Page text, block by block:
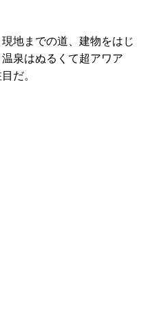
地までの道、建物をはじ
泉はぬるくて超アワア
だ。